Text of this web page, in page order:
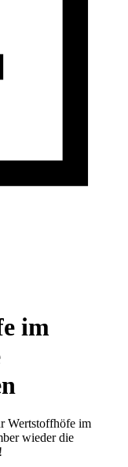
im
Wertstoffhöfe im
wieder die